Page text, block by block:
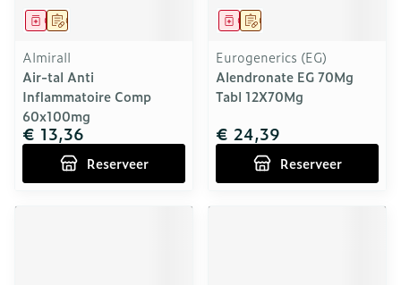
Op voorschrift
Geneesmiddel
Almirall
Air-tal Anti
Inflammatoire Comp
60x100mg
€ 13,36
Reserveer
Op voorschrift
Geneesmiddel
Eurogenerics (EG)
Alendronate EG 70Mg
Tabl 12X70Mg
€ 24,39
Reserveer